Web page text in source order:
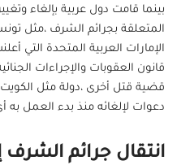
بينما قامت دول عربية بإلغاء
المتعلقة بجرائم الشرف ،مثل
الإمارات العربية المتحدة التي
قانون العقوبات والإجراءات
قضية قتل أخرى ،دولة مثل
دعوات لإلغائه منذ بدء العمل به أي قبل
انتقال جرائم الشرف